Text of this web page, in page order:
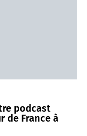
podcast
de France à